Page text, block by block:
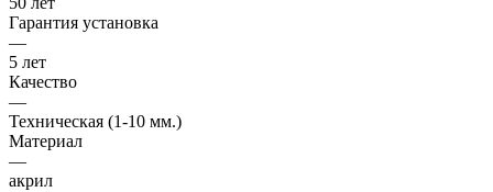
Гарантия установка
—
5 лет
Качество
—
Техническая (1-10 мм.)
Материал
—
акрил